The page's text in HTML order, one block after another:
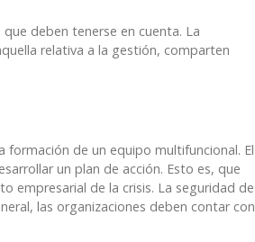
deben tenerse en cuenta. La
relativa a la gestión, comparten
de un equipo multifuncional. El
un plan de acción. Esto es, que
empresarial de la crisis. La seguridad de
las organizaciones deben contar con